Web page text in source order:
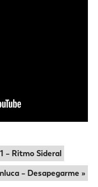
– Ritmo Sideral
– Desapegarme »